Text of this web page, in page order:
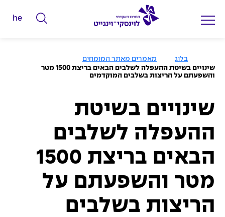
ה
ד
ח
י
פ
he
ו
ד
י
ת
בלוג
מאמרים מאתר המומחים
שינויים בשיטת ההעפלה לשלבים הבאים בריצת 1500 מטר
והשפעתם על הריצות בשלבים המוקדמים
שינויים בשיטת
ההעפלה לשלבים
הבאים בריצת 1500
מטר והשפעתם על
הריצות בשלבים